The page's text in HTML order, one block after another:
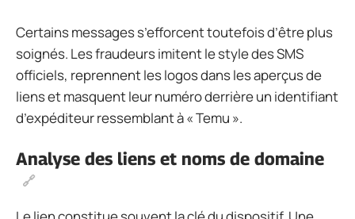
Certains messages s’efforcent toutefois d’être plus
soignés. Les fraudeurs imitent le style des SMS
officiels, reprennent les logos dans les aperçus de
liens et masquent leur numéro derrière un identifiant
d’expéditeur ressemblant à « Temu ».
Analyse des liens et noms de domaine